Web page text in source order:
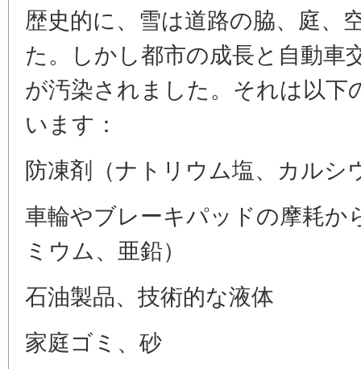
歴史的に、雪は道路の脇、庭、
た。しかし都市の成長と自動車
が汚染されました。それは以下
います：
防凍剤（ナトリウム塩、カルシ
車輪やブレーキパッドの摩耗か
ミウム、亜鉛）
石油製品、技術的な液体
家庭ゴミ、砂